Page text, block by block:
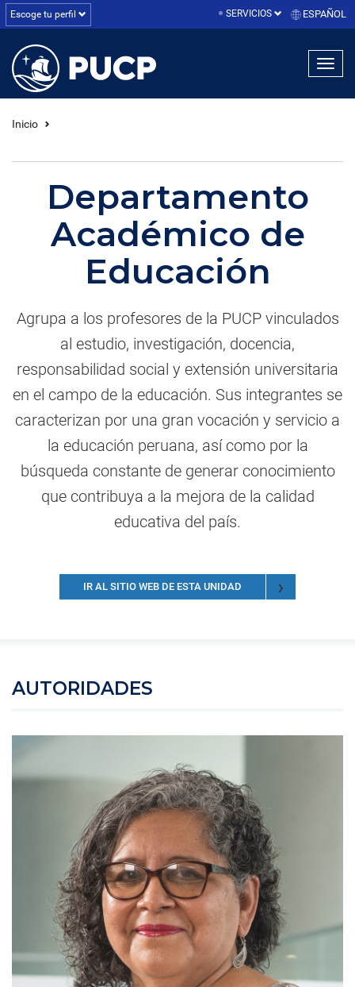
Escoge tu perfil SERVICIOS ESPAÑOL
Inicio
Departamento
Académico de
Educación
Agrupa a los profesores de la PUCP vinculados
al estudio, investigación, docencia,
responsabilidad social y extensión universitaria
en el campo de la educación. Sus integrantes se
caracterizan por una gran vocación y servicio a
la educación peruana, así como por la
búsqueda constante de generar conocimiento
que contribuya a la mejora de la calidad
educativa del país.
IR AL SITIO WEB DE ESTA UNIDAD
AUTORIDADES